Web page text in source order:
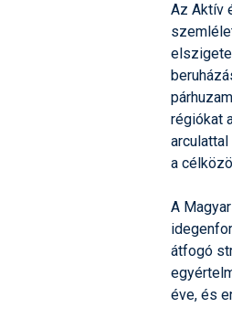
Az Aktív
régiókat
a
A
átfogó
éve, és